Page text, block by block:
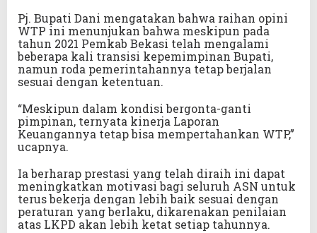
Pj. Bupati Dani mengatakan bahwa raihan opini
WTP ini menunjukan bahwa meskipun pada
tahun 2021 Pemkab Bekasi telah mengalami
beberapa kali transisi kepemimpinan Bupati,
namun roda pemerintahannya tetap berjalan
sesuai dengan ketentuan.
“Meskipun dalam kondisi bergonta-ganti
pimpinan, ternyata kinerja Laporan
Keuangannya tetap bisa mempertahankan WTP,”
ucapnya.
Ia berharap prestasi yang telah diraih ini dapat
meningkatkan motivasi bagi seluruh ASN untuk
terus bekerja dengan lebih baik sesuai dengan
peraturan yang berlaku, dikarenakan penilaian
atas LKPD akan lebih ketat setiap tahunnya.